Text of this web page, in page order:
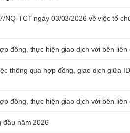
NQ-TCT ngày 03/03/2026 về việc tổ
đồng, thực hiện giao dịch với bên liên
thông qua hợp đồng, giao dịch giữa
đồng, thực hiện giao dịch với bên liên
đầu năm 2026